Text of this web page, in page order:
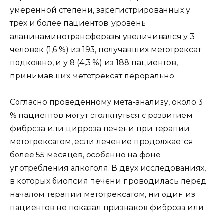
умеренной степени, зарегистрированных у
трех и более пациентов, уровень
аланинаминотрансферазы увеличивался у 3
человек (1,6 %) из 193, получавших метотрексат
подкожно, и у 8 (4,3 %) из 188 пациентов,
принимавших метотрексат перорально.
Согласно проведенному мета-анализу, около 3
% пациентов могут столкнуться с развитием
фиброза или цирроза печени при терапии
метотрексатом, если лечение продолжается
более 55 месяцев, особенно на фоне
употребления алкоголя. В двух исследованиях,
в которых биопсия печени проводилась перед
началом терапии метотрексатом, ни один из
пациентов не показал признаков фиброза или